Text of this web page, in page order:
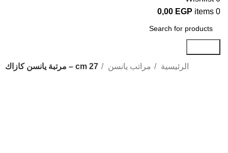
0
items
0,00 EGP
الرئيسية مراتب يانسن 27 cm – مرتبة يانسن كازاك